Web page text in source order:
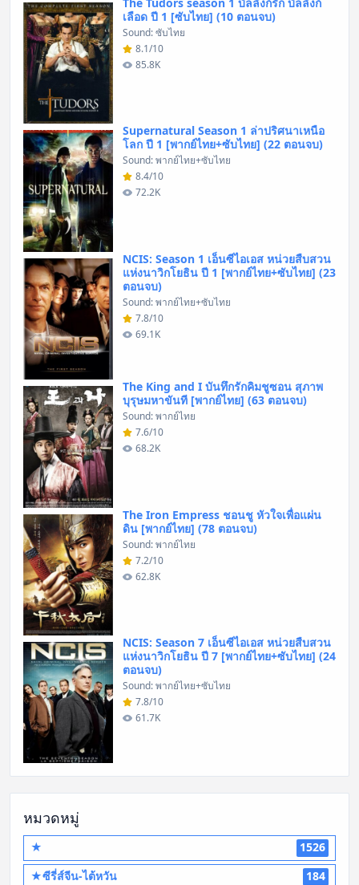
เลือด ปี 1 [ซับไทย] (10 ตอนจบ)
Sound: ซับไทย
8.1/10
85.8K
Supernatural Season 1 ล่าปริศนาเหนือ
โลก ปี 1 [พากย์ไทย+ซับไทย] (22 ตอนจบ)
Sound: พากย์ไทย+ซับไทย
8.4/10
72.2K
NCIS: Season 1 เอ็นซีไอเอส หน่วยสืบสวน
แห่งนาวิกโยธิน ปี 1 [พากย์ไทย+ซับไทย] (23
ตอนจบ)
Sound: พากย์ไทย+ซับไทย
7.8/10
69.1K
The King and I บันทึกรักคิมชูซอน สุภาพ
บุรุษมหาขันที [พากย์ไทย] (63 ตอนจบ)
Sound: พากย์ไทย
7.6/10
68.2K
The Iron Empress ชอนชู หัวใจเพื่อแผ่น
ดิน [พากย์ไทย] (78 ตอนจบ)
Sound: พากย์ไทย
7.2/10
62.8K
NCIS: Season 7 เอ็นซีไอเอส หน่วยสืบสวน
แห่งนาวิกโยธิน ปี 7 [พากย์ไทย+ซับไทย] (24
ตอนจบ)
Sound: พากย์ไทย+ซับไทย
7.8/10
61.7K
หมวดหมู่
★
1526
★ซีรี่ส์จีน-ไต้หวัน
184